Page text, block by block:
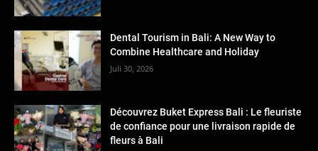
Dental Tourism in Bali: A New Way to
Combine Healthcare and Holiday
Juli 30, 2026
Découvrez Buket Express Bali : Le fleuriste
de confiance pour une livraison rapide de
fleurs à Bali